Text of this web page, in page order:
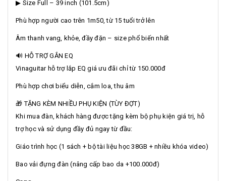
▶ Size Full – 39 inch (101.5cm)
Phù hợp người cao trên 1m50, từ 15 tuổi trở lên
Âm thanh vang, khỏe, đầy đặn – size phổ biến nhất
🔊 HỖ TRỢ GẮN EQ
Vinaguitar hỗ trợ lắp EQ giá ưu đãi chỉ từ 150.000đ
Phù hợp chơi biểu diễn, cắm loa, thu âm
🎁 TẶNG KÈM NHIỀU PHỤ KIỆN (TÙY ĐỢT)
Khi mua đàn, khách hàng được tặng kèm bộ phụ kiện giá trị, hỗ
trợ học và sử dụng đầy đủ ngay từ đầu:
Giáo trình học (1 sách + bộ tài liệu học 38GB + nhiều khóa video)
Bao vải đựng đàn (nâng cấp bao da +100.000đ)